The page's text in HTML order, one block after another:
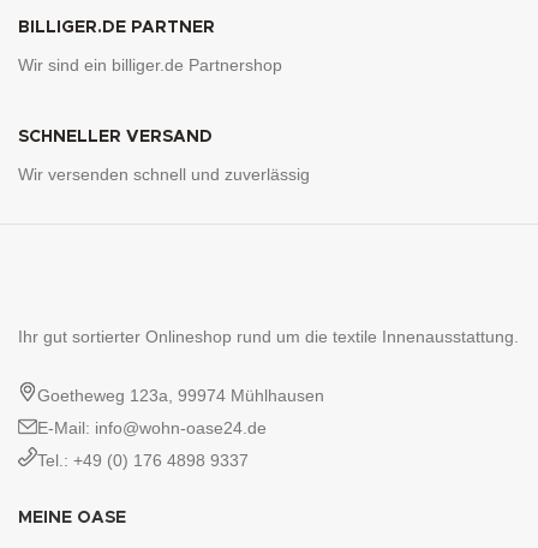
BILLIGER.DE PARTNER
Wir sind ein billiger.de Partnershop
SCHNELLER VERSAND
Wir versenden schnell und zuverlässig
Ihr gut sortierter Onlineshop rund um die textile Innenausstattung.
Goetheweg 123a, 99974 Mühlhausen
E-Mail: info@wohn-oase24.de
Tel.: +49 (0) 176 4898 9337
MEINE OASE